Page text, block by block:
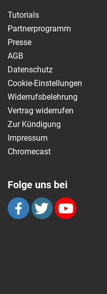
Tutorials
Partnerprogramm
Presse
AGB
Datenschutz
Cookie-Einstellungen
Widerrufsbelehrung
Vertrag widerrufen
Zur Kündigung
Impressum
Chromecast
Folge uns bei